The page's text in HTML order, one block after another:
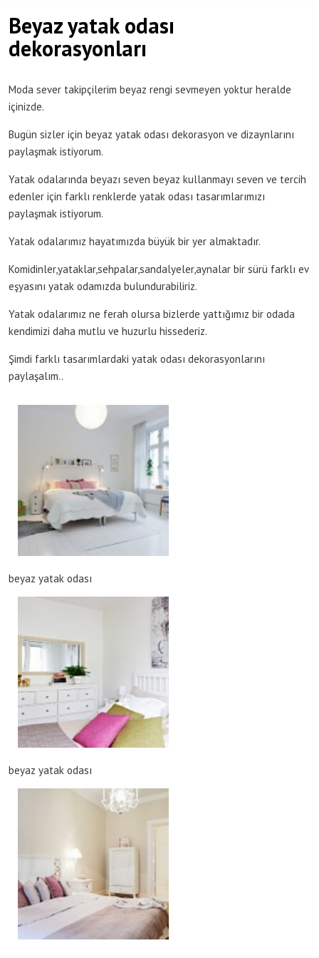
Beyaz yatak odası
dekorasyonları
Moda sever takipçilerim beyaz rengi sevmeyen yoktur heralde
içinizde.
Bugün sizler için beyaz yatak odası dekorasyon ve dizaynlarını
paylaşmak istiyorum.
Yatak odalarında beyazı seven beyaz kullanmayı seven ve tercih
edenler için farklı renklerde yatak odası tasarımlarımızı
paylaşmak istiyorum.
Yatak odalarımız hayatımızda büyük bir yer almaktadır.
Komidinler,yataklar,sehpalar,sandalyeler,aynalar bir sürü farklı ev
eşyasını yatak odamızda bulundurabiliriz.
Yatak odalarımız ne ferah olursa bizlerde yattığımız bir odada
kendimizi daha mutlu ve huzurlu hissederiz.
Şimdi farklı tasarımlardaki yatak odası dekorasyonlarını
paylaşalım..
beyaz yatak odası
beyaz yatak odası